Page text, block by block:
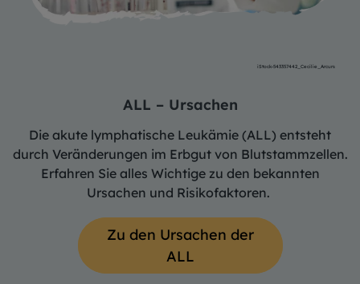
iStock-543357442_Cecilie_Arcurs
ALL – Ursachen
Die akute lymphatische Leukämie (ALL) entsteht
durch Veränderungen im Erbgut von Blutstammzellen.
Erfahren Sie alles Wichtige zu den bekannten
Ursachen und Risikofaktoren.
Zu den Ursachen der
ALL